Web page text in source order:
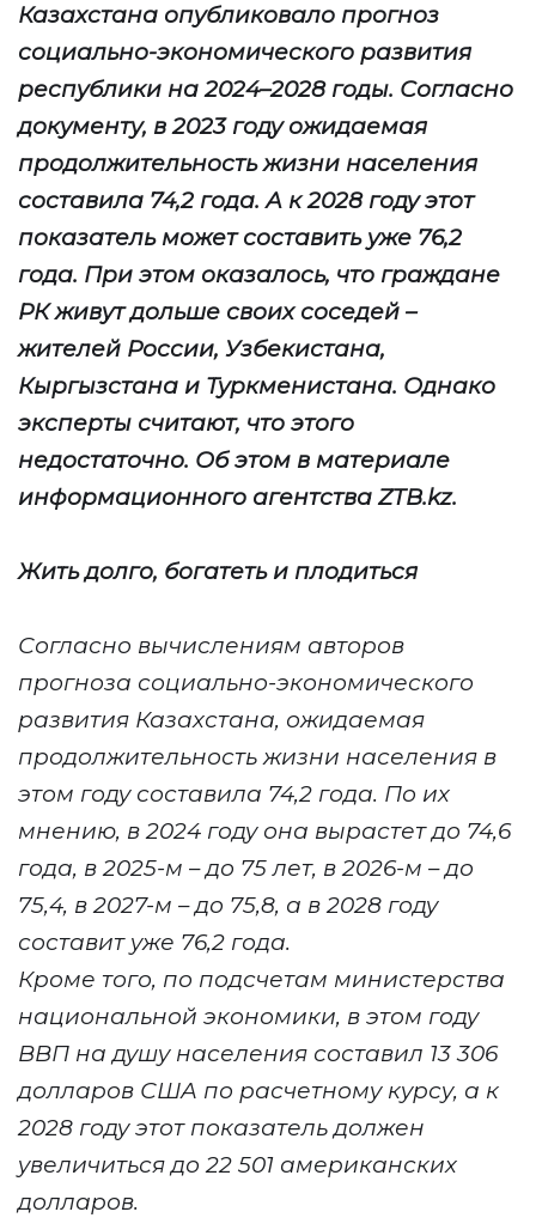
Казахстана опубликовало прогноз
социально-экономического развития
республики на 2024–2028 годы. Согласно
документу, в 2023 году ожидаемая
продолжительность жизни населения
составила 74,2 года. А к 2028 году этот
показатель может составить уже 76,2
года. При этом оказалось, что граждане
РК живут дольше своих соседей –
жителей России, Узбекистана,
Кыргызстана и Туркменистана. Однако
эксперты считают, что этого
недостаточно. Об этом в материале
информационного агентства ZTB.kz.
Жить долго, богатеть и плодиться
Согласно вычислениям авторов
прогноза социально-экономического
развития Казахстана, ожидаемая
продолжительность жизни населения в
этом году составила 74,2 года. По их
мнению, в 2024 году она вырастет до 74,6
года, в 2025-м – до 75 лет, в 2026-м – до
75,4, в 2027-м – до 75,8, а в 2028 году
составит уже 76,2 года.
Кроме того, по подсчетам министерства
национальной экономики, в этом году
ВВП на душу населения составил 13 306
долларов США по расчетному курсу, а к
2028 году этот показатель должен
увеличиться до 22 501 американских
долларов.